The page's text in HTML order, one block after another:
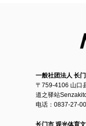
一般社团法人 长
〒759-4106 山口
道之驿站
电话：0837-27-